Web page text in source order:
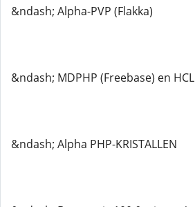
&ndash; Alpha-PVP (Flakka)
&ndash; MDPHP (Freebase) en HCL
&ndash; Alpha PHP-KRISTALLEN